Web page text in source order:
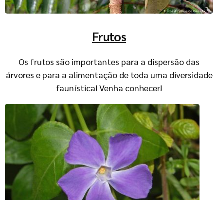
Frutos
Os frutos são importantes para a dispersão das
árvores e para a alimentação de toda uma diversidade
faunística! Venha conhecer!